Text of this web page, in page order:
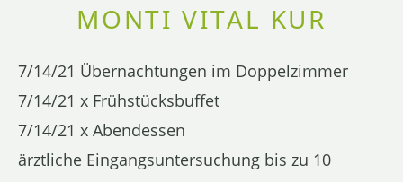
MONTI VITAL KUR
7/14/21 Übernachtungen im Doppelzimmer
7/14/21 x Frühstücksbuffet
7/14/21 x Abendessen
ärztliche Eingangsuntersuchung bis zu 10